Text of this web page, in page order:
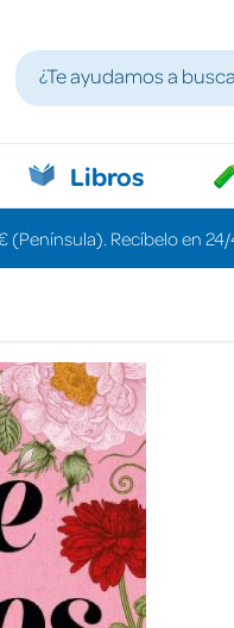
Libros
Recíbelo en